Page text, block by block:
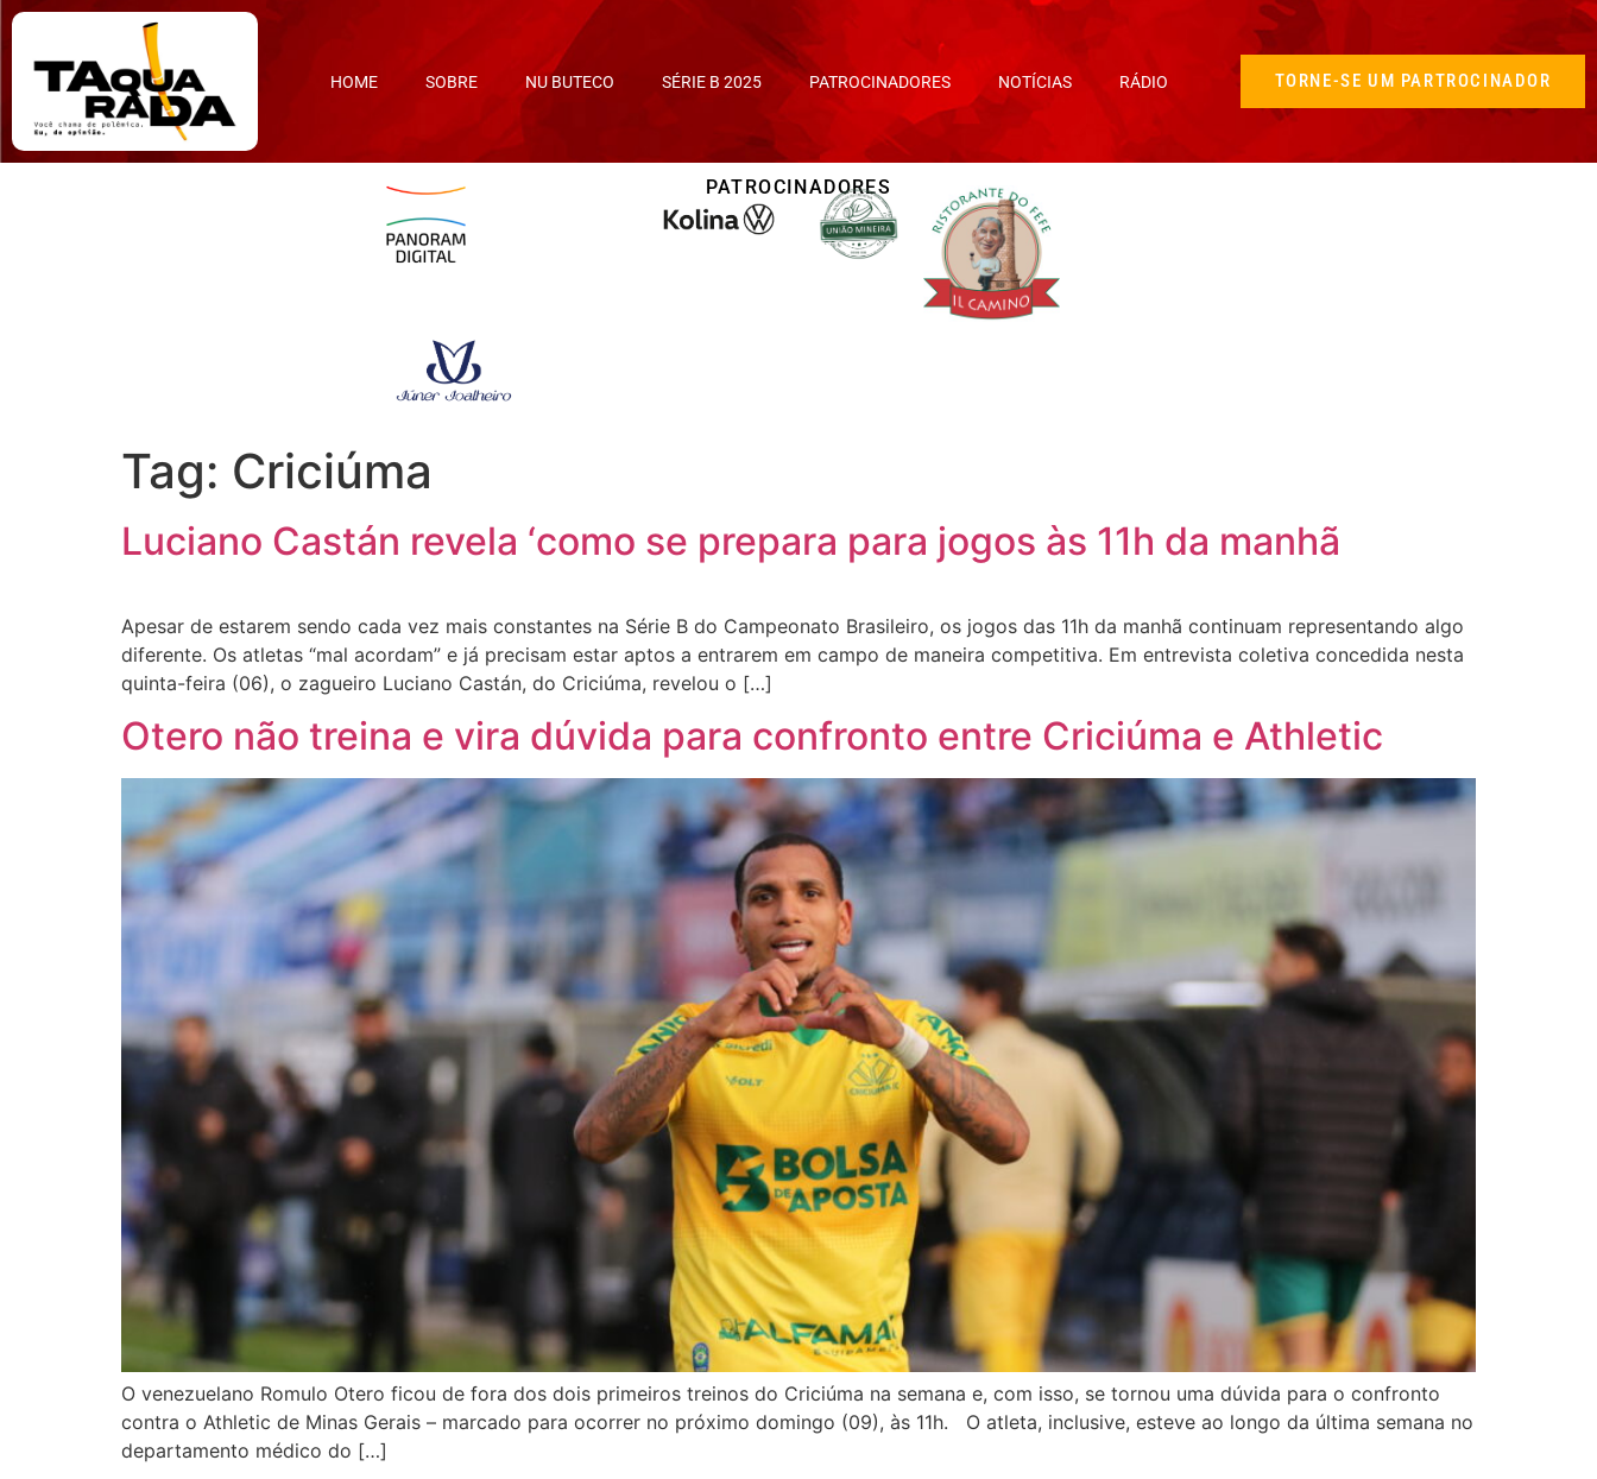
HOME SOBRE NU BUTECO SÉRIE B 2025 PATROCINADORES NOTÍCIAS RÁDIO TORNE-SE UM PARTROCINADOR
PATROCINADORES
Tag: Criciúma
Luciano Castán revela ‘como se prepara para jogos às 11h da manhã
Apesar de estarem sendo cada vez mais constantes na Série B do Campeonato Brasileiro, os jogos das 11h da manhã continuam representando algo
diferente. Os atletas “mal acordam” e já precisam estar aptos a entrarem em campo de maneira competitiva. Em entrevista coletiva concedida nesta
quinta-feira (06), o zagueiro Luciano Castán, do Criciúma, revelou o […]
Otero não treina e vira dúvida para confronto entre Criciúma e Athletic
O venezuelano Romulo Otero ficou de fora dos dois primeiros treinos do Criciúma na semana e, com isso, se tornou uma dúvida para o confronto
contra o Athletic de Minas Gerais – marcado para ocorrer no próximo domingo (09), às 11h. O atleta, inclusive, esteve ao longo da última semana no
departamento médico do […]